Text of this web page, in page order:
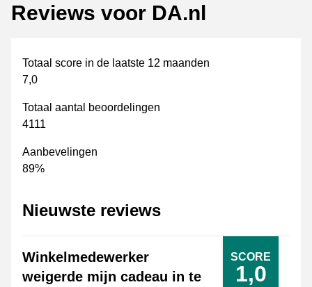
Reviews voor DA.nl
Totaal score in de laatste 12 maanden
7,0
Totaal aantal beoordelingen
4111
Aanbevelingen
89%
Nieuwste reviews
SCORE
1,0
Winkelmedewerker
weigerde mijn cadeau in te